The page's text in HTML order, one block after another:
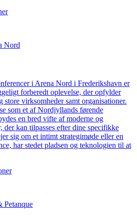
i Arena Nord i Frederikshavn er
forberedt oplevelse, der opfylder
store virksomheder samt organisationer.
som et af Nordjyllands førende
en bred vifte af moderne og
der kan tilpasses efter dine specifikke
sig om et intimt strategimøde eller en
har stedet pladsen og teknologien til at